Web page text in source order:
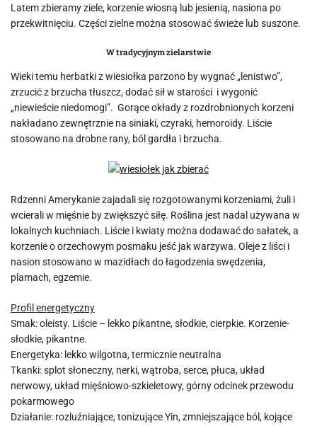
Latem zbieramy ziele, korzenie wiosną lub jesienią, nasiona po
przekwitnięciu. Części zielne można stosować świeże lub suszone.
W tradycyjnym zielarstwie
Wieki temu herbatki z wiesiołka parzono by wygnać „lenistwo”,
zrzucić z brzucha tłuszcz, dodać sił w starości i wygonić
„niewieście niedomogi”. Gorące okłady z rozdrobnionych korzeni
nakładano zewnętrznie na siniaki, czyraki, hemoroidy. Liście
stosowano na drobne rany, ból gardła i brzucha.
Rdzenni Amerykanie zajadali się rozgotowanymi korzeniami, żuli i
wcierali w mięśnie by zwiększyć siłę. Roślina jest nadal używana w
lokalnych kuchniach. Liście i kwiaty można dodawać do sałatek, a
korzenie o orzechowym posmaku jeść jak warzywa. Oleje z liści i
nasion stosowano w mazidłach do łagodzenia swędzenia,
plamach, egzemie.
Profil energetyczny
Smak: oleisty. Liście – lekko pikantne, słodkie, cierpkie. Korzenie-
słodkie, pikantne.
Energetyka: lekko wilgotna, termicznie neutralna
Tkanki: splot słoneczny, nerki, wątroba, serce, płuca, układ
nerwowy, układ mięśniowo-szkieletowy, górny odcinek przewodu
pokarmowego
Działanie: rozluźniające, tonizujące Yin, zmniejszające ból, kojące